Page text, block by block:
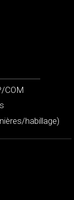
COM
habillage)